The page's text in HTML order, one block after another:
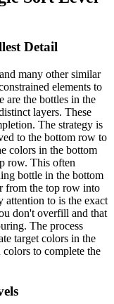
Detail
many other similar
elements to
are the bottles in the
layers. These
The strategy is
to the bottom row to
colors in the bottom
row. This often
bottle in the bottom
from the top row into
attention to is the exact
don't overfill and that
The process
target colors in the
to complete the